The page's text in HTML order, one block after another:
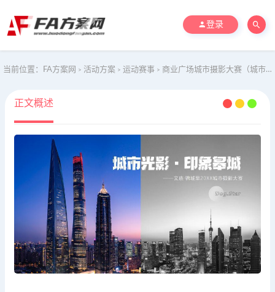
登录
当前位置： FA方案网 > 活动方案 > 运动赛事 > 商业广场城市摄影大赛（城市光影·皋城印象主题）活动策划方案-40P
正文概述